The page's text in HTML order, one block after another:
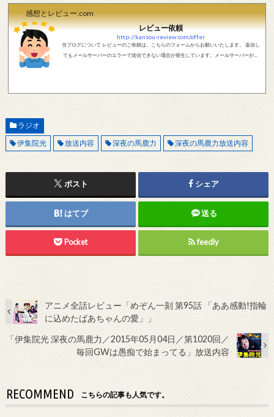
感想とレビュー.com
レビュー依頼
http://kansou-review.com/offer
当ブログについて レビューのご依頼は、こちらのフォームからお願いいたします。 返信し
てもメールサーバーのエラーで送信できない場合が発生しています。メールサーバーが正
ラジオ
伊集院光
放送内容 深夜の馬鹿力 深夜の馬鹿力放送内容
ポスト シェア
はてブ 送る
Pocket feedly
アニメ全話レビュー「めぞん一刻 第95話 「ああ感動!指輪
に込めたばあちゃんの愛」」
「伊集院光 深夜の馬鹿力／2015年05月04日／第1020回／
毎回GWは愚痴で始まってる」放送内容
RECOMMEND こちらの記事も人気です。